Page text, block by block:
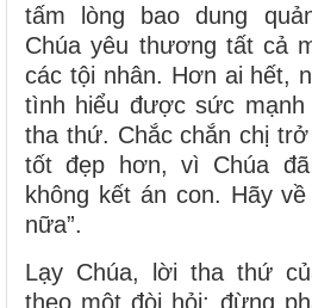
tấm lòng bao dung
Chúa yêu thương tất cả
các tội nhân. Hơn ai hết,
tình hiểu được sức mạnh
tha thứ. Chắc chắn chị
tốt đẹp hơn, vì Chúa
không kết án con. Hãy
nữa”.
Lạy Chúa, lời tha thứ
theo một đòi hỏi: đừng